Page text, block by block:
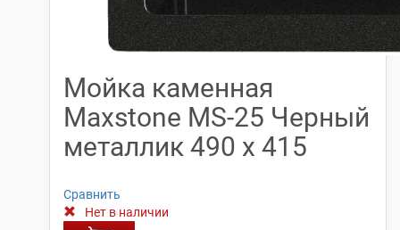
Мойка каменная
Maxstone МS-25 Черный
металлик 490 х 415
Сравнить
Нет в наличии